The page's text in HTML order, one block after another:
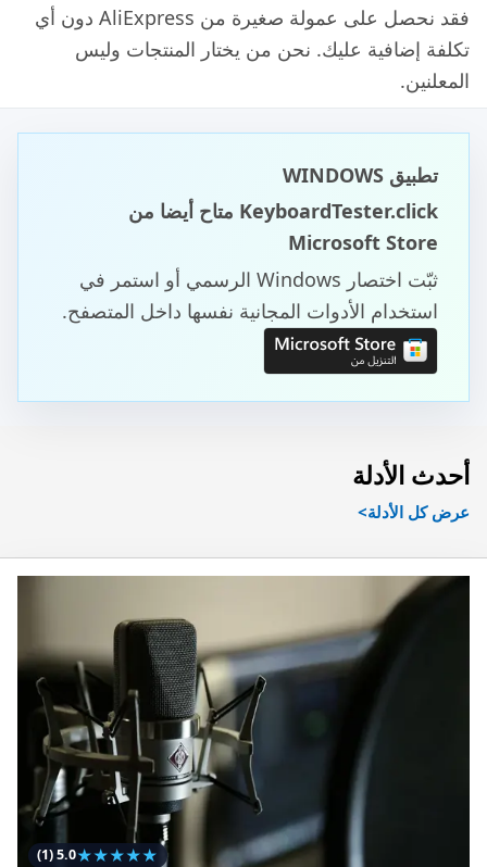
فقد نحصل على عمولة صغيرة من AliExpress دون أي
تكلفة إضافية عليك. نحن من يختار المنتجات وليس
المعلنين.
تطبيق WINDOWS
KeyboardTester.click متاح أيضا من
Microsoft Store
ثبّت اختصار Windows الرسمي أو استمر في
استخدام الأدوات المجانية نفسها داخل المتصفح.
أحدث الأدلة
عرض كل الأدلة
★
★
★
★
★
5.0
(1)